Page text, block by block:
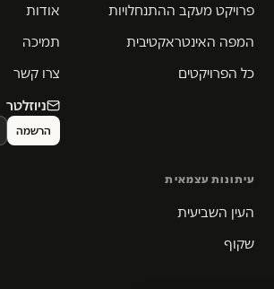
פרויקט מעקב ההתנחלויות
המפה האינטראקטיבית
כל הפרויקטים
אודות
תמיכה
צרו קשר
ניוזלטר
עיתונות עצמאית
העין השביעית
שקוף